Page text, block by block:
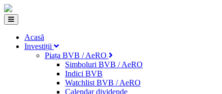
Acasă
Investiții
Piața BVB / AeRO
Simboluri BVB / AeRO
Indici BVB
Watchlist BVB / AeRO
Calendar dividende